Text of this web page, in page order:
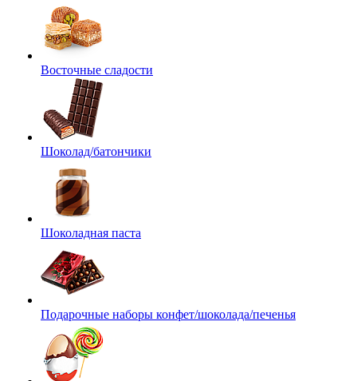
Восточные сладости
Шоколад/батончики
Шоколадная паста
Подарочные наборы конфет/шоколада/печенья